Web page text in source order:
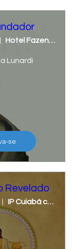
Hotel Fazenda Mato Grosso
Lunardi
se
Revelado
IP Cuiabá com Cristina Lunardi